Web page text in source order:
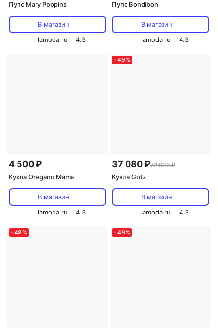
Пупс Mary Poppins
В магазин
lamoda ru
4.3
Пупс Bondibon
В магазин
lamoda ru
4.3
4 500 ₽
Кукла Oregano Mama
В магазин
lamoda ru
4.3
-49 %
37 080 ₽72 000 ₽
Кукла Gotz
В магазин
lamoda ru
4.3
-48 % -49 %